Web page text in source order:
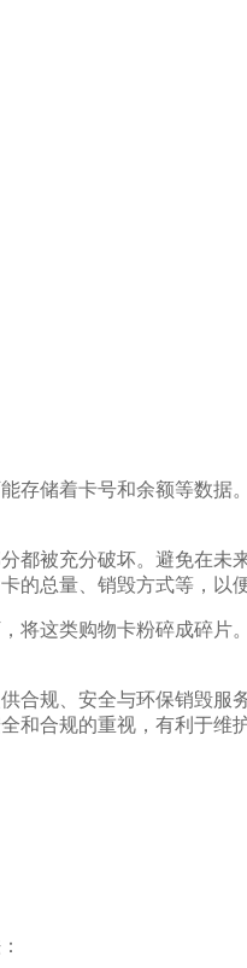
存储着卡号和余额等数
都被充分破坏。避免在
总量、销毁方式等，以
这类购物卡粉碎成碎片
合规、安全与环保销毁
合规的重视，有利于维